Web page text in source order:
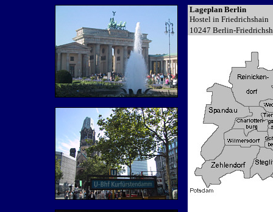
Lageplan Berlin
Hostel in Friedrichshain
10247 Berlin-